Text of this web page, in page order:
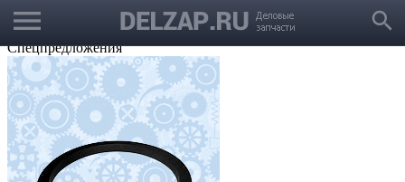
menu search
Выбрать город
Корзина
Заказать звонок
Спецпредложения